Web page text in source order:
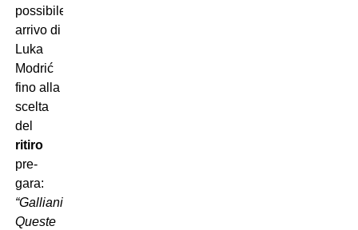
possibile
arrivo di
Luka
Modrić
fino alla
scelta
del
ritiro
pre-
gara:
“Galliani?
Queste